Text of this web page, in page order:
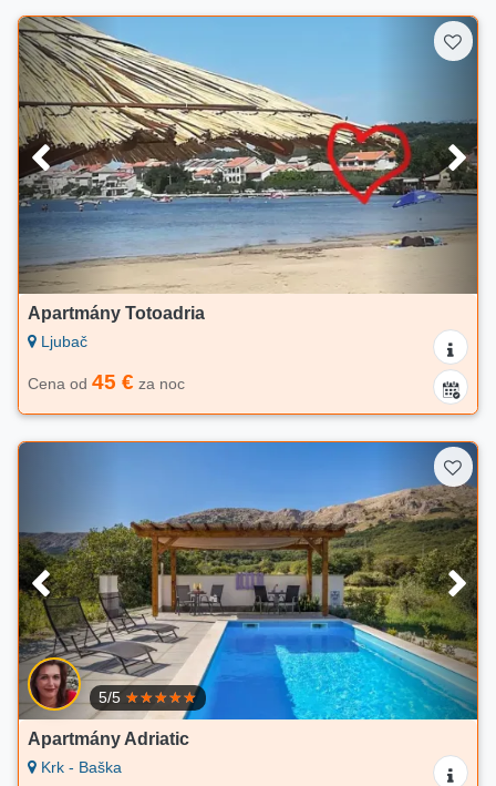
Apartmány Totoadria
Ljubač
Cena od 45 € za noc
5/5
Apartmány Adriatic
Krk - Baška